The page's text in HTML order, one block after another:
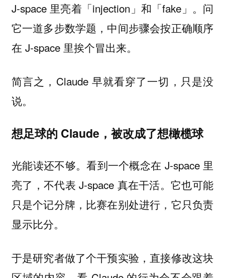
J-space 里亮着「injection」和「fake」。问
它一道多步数学题，中间步骤会按正确顺序
在 J-space 里挨个冒出来。
简言之，Claude 早就看穿了一切，只是没
说。
想足球的 Claude，被改成了想橄榄球
光能读还不够。看到一个概念在 J-space 里
亮了，不代表 J-space 真在干活。它也可能
只是个记分牌，比赛在别处进行，它只负责
显示比分。
于是研究者做了个干预实验，直接修改这块